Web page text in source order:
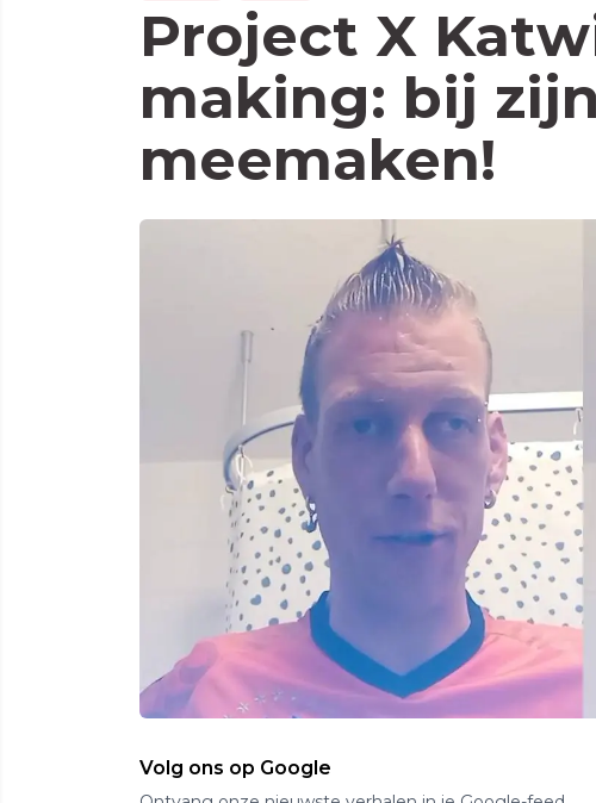
Project X
making: bij
meemaken!
Volg ons op Google